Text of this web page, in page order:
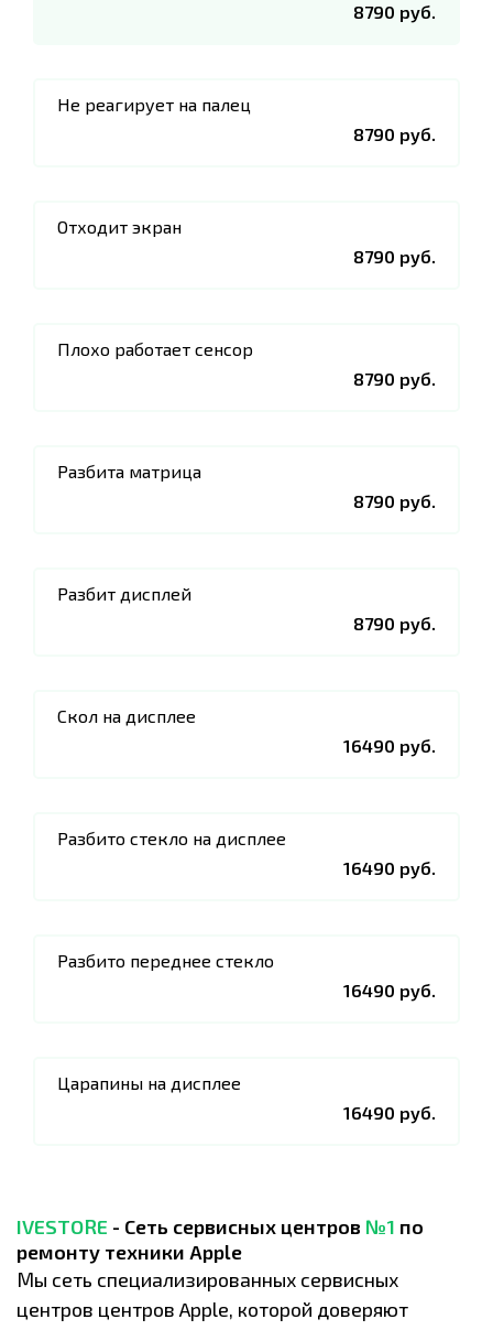
8790 руб.
Не реагирует на палец
8790 руб.
Отходит экран
8790 руб.
Плохо работает сенсор
8790 руб.
Разбита матрица
8790 руб.
Разбит дисплей
8790 руб.
Скол на дисплее
16490 руб.
Разбито стекло на дисплее
16490 руб.
Разбито переднее стекло
16490 руб.
Царапины на дисплее
16490 руб.
IVESTORE - Сеть сервисных центров №1 по
ремонту техники Apple
Мы сеть специализированных сервисных
центров центров Apple, которой доверяют